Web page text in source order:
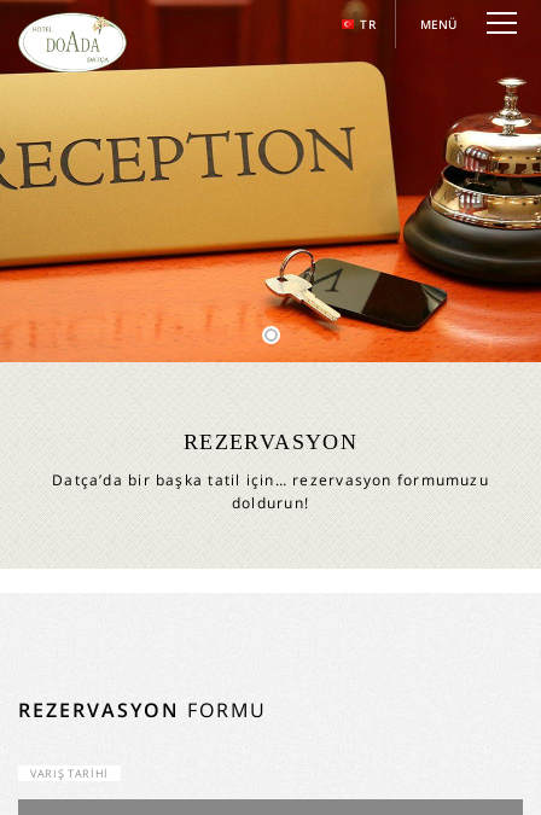
MENÜ
TR
REZERVASYON
Datça’da bir başka tatil için… rezervasyon formumuzu
doldurun!
REZERVASYON FORMU
VARIŞ TARIHI